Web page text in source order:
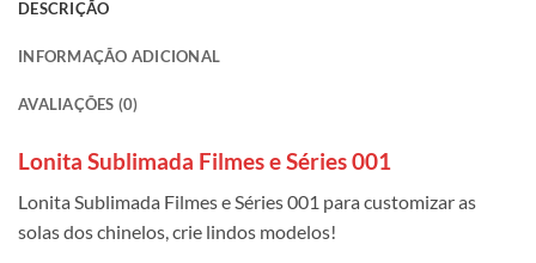
DESCRIÇÃO
INFORMAÇÃO ADICIONAL
AVALIAÇÕES (0)
Lonita Sublimada Filmes e Séries 001
Lonita Sublimada Filmes e Séries 001 para customizar as
solas dos chinelos, crie lindos modelos!